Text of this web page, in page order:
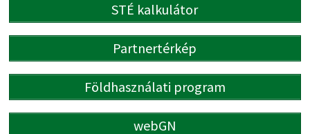
STÉ kalkulátor
Partnertérkép
Földhasználati program
webGN